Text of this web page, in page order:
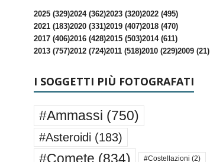
2025 (329)2024 (362)2023 (320)2022 (495)
2021 (183)2020 (331)2019 (407)2018 (470)
2017 (406)2016 (428)2015 (503)2014 (611)
2013 (757)2012 (724)2011 (518)2010 (229)2009 (21)
I SOGGETTI PIÙ FOTOGRAFATI
#Ammassi (750)
#Asteroidi (183)
#Comete (834) #Costellazioni (2)